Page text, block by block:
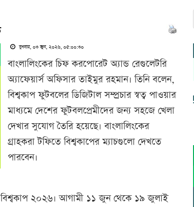
বুধবার, ০৩ জুন, ২০২৬, ০৫:০০:৩০
বাংলালিংকের চিফ করপোরেট অ্যান্ড রেগুলেটরি
অ্যাফেয়ার্স অফিসার তাইমুর রহমান। তিনি বলেন,
বিশ্বকাপ ফুটবলের ডিজিটাল সম্প্রচার স্বত্ব পাওয়ার
মাধ্যমে দেশের ফুটবলপ্রেমীদের জন্য সহজে খেলা
দেখার সুযোগ তৈরি হয়েছে। বাংলালিংকের
গ্রাহকরা টফিতে বিশ্বকাপের ম্যাচগুলো দেখতে
পারবেন।
২০২৬। আগামী ১১ জুন থেকে ১৯ জুলাই